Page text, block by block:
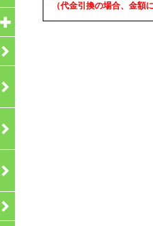
（代金引換の場合、金額